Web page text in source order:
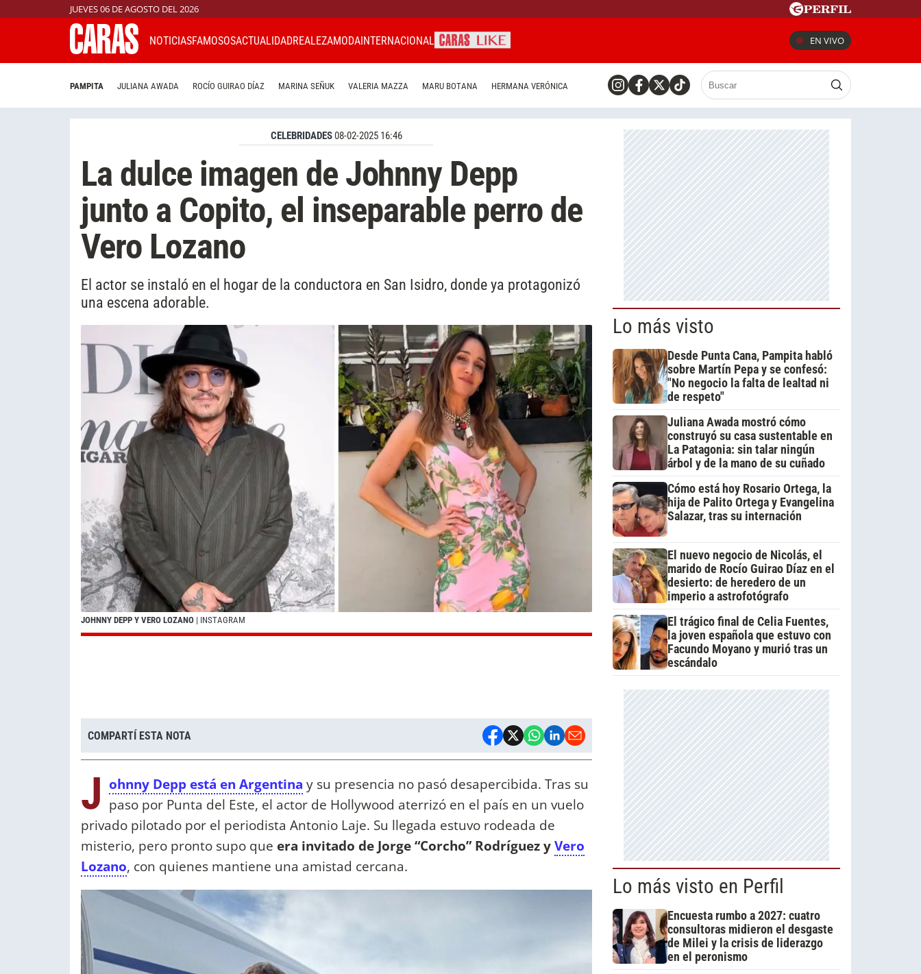
JUEVES 06 DE AGOSTO DEL 2026
NOTICIASFAMOSOSACTUALIDADREALEZAMODAINTERNACIONAL EN VIVO
PAMPITA JULIANA AWADA ROCÍO GUIRAO DÍAZ MARINA SEÑUK VALERIA MAZZA MARU BOTANA HERMANA VERÓNICA
CELEBRIDADES08-02-2025 16:46
La dulce imagen de Johnny Depp
junto a Copito, el inseparable perro de
Vero Lozano
El actor se instaló en el hogar de la conductora en San Isidro, donde ya protagonizó
una escena adorable.
JOHNNY DEPP Y VERO LOZANO | INSTAGRAM
COMPARTÍ ESTA NOTA
J ohnny Depp está en Argentina y su presencia no pasó desapercibida. Tras su
paso por Punta del Este, el actor de Hollywood aterrizó en el país en un vuelo
privado pilotado por el periodista Antonio Laje. Su llegada estuvo rodeada de
misterio, pero pronto supo que era invitado de Jorge “Corcho” Rodríguez yVero
Lozano, con quienes mantiene una amistad cercana.
Lo más visto
Desde Punta Cana, Pampita habló
sobre Martín Pepa y se confesó:
"No negocio la falta de lealtad ni
de respeto"
Juliana Awada mostró cómo
construyó su casa sustentable en
La Patagonia: sin talar ningún
árbol y de la mano de su cuñado
Cómo está hoy Rosario Ortega, la
hija de Palito Ortega y Evangelina
Salazar, tras su internación
El nuevo negocio de Nicolás, el
marido de Rocío Guirao Díaz en el
desierto: de heredero de un
imperio a astrofotógrafo
El trágico final de Celia Fuentes,
la joven española que estuvo con
Facundo Moyano y murió tras un
escándalo
Lo más visto en Perfil
Encuesta rumbo a 2027: cuatro
consultoras midieron el desgaste
de Milei y la crisis de liderazgo
en el peronismo